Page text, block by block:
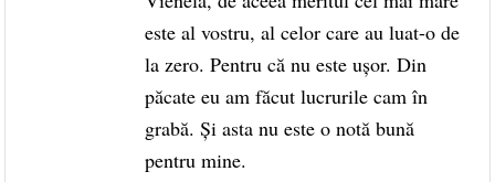
este al vostru, al celor care au luat-o de
la zero. Pentru că nu este ușor. Din
păcate eu am făcut lucrurile cam în
grabă. Și asta nu este o notă bună
pentru mine.